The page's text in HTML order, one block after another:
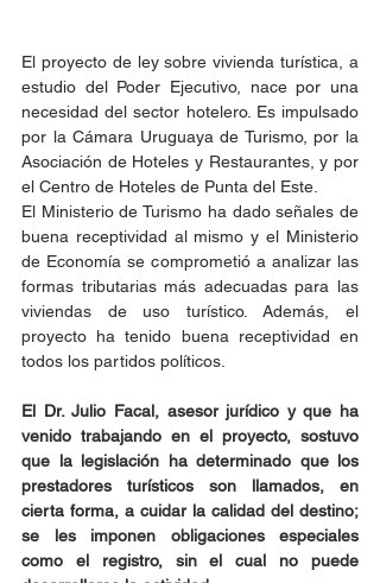
El proyecto de ley sobre vivienda turística, a
estudio del Poder Ejecutivo, nace por una
necesidad del sector hotelero. Es impulsado
por la Cámara Uruguaya de Turismo, por la
Asociación de Hoteles y Restaurantes, y por
el Centro de Hoteles de Punta del Este.
El Ministerio de Turismo ha dado señales de
buena receptividad al mismo y el Ministerio
de Economía se comprometió a analizar las
formas tributarias más adecuadas para las
viviendas de uso turístico. Además, el
proyecto ha tenido buena receptividad en
todos los partidos políticos.
El Dr. Julio Facal, asesor jurídico y que ha
venido trabajando en el proyecto, sostuvo
que la legislación ha determinado que los
prestadores turísticos son llamados, en
cierta forma, a cuidar la calidad del destino;
se les imponen obligaciones especiales
como el registro, sin el cual no puede